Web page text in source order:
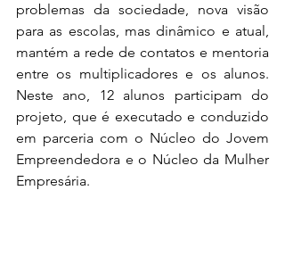
problemas da sociedade, nova visão
para as escolas, mas dinâmico e atual,
mantém a rede de contatos e mentoria
entre os multiplicadores e os alunos.
Neste ano, 12 alunos participam do
projeto, que é executado e conduzido
em parceria com o Núcleo do Jovem
Empreendedora e o Núcleo da Mulher
Empresária.